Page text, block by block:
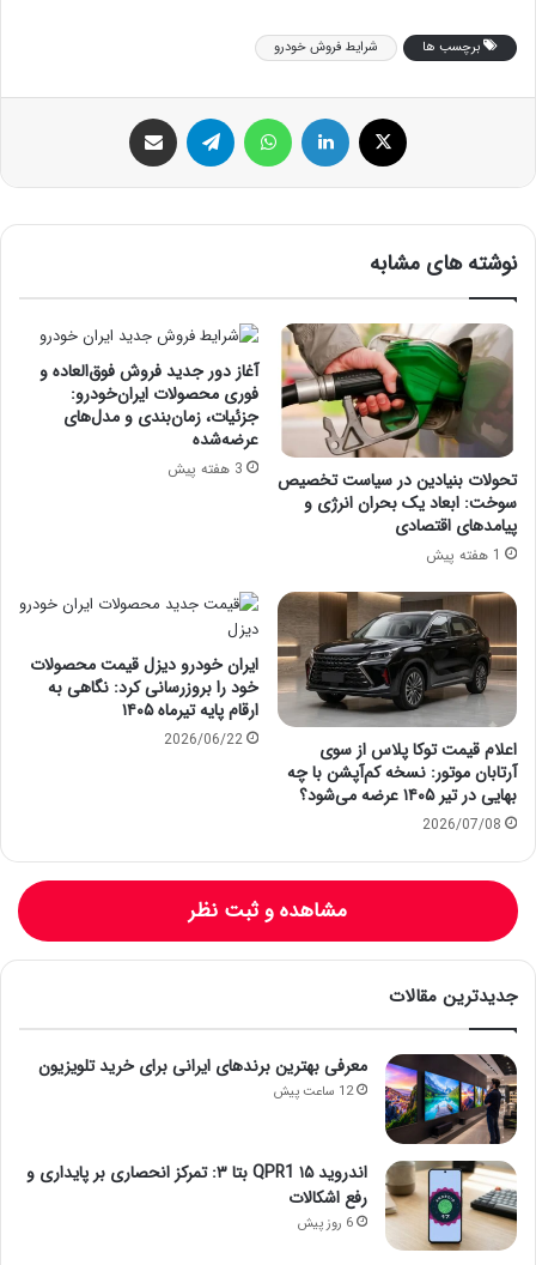
برچسب ها شرایط فروش خودرو
ایکس لینکداین تلگرام
نوشته های مشابه
تحولات بنیادین در سیاست تخصیص
سوخت: ابعاد یک بحران انرژی و
پیامدهای اقتصادی
1 هفته پیش
آغاز دور جدید فروش فوق‌العاده و
فوری محصولات ایران‌خودرو:
جزئیات، زمان‌بندی و مدل‌های
عرضه‌شده
3 هفته پیش
اعلام قیمت توکا پلاس از سوی
آرتابان موتور: نسخه کم‌آپشن با چه
بهایی در تیر ۱۴۰۵ عرضه می‌شود؟
2026/07/08
ایران خودرو دیزل قیمت محصولات
خود را بروزرسانی کرد: نگاهی به
ارقام پایه تیرماه ۱۴۰۵
2026/06/22
مشاهده و ثبت نظر
جدیدترین مقالات
معرفی بهترین برندهای ایرانی برای خرید تلویزیون
12 ساعت پیش
اندروید ۱۵ QPR1 بتا ۳: تمرکز انحصاری بر پایداری و
رفع اشکالات
6 روز پیش